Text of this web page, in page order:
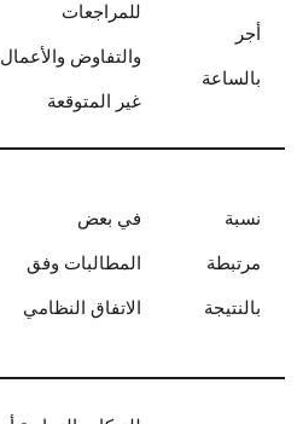
أجر
بالساعة
للمراجعات
والتفاوض والأعمال
غير المتوقعة
نسبة
مرتبطة
بالنتيجة
في بعض
المطالبات وفق
الاتفاق النظامي